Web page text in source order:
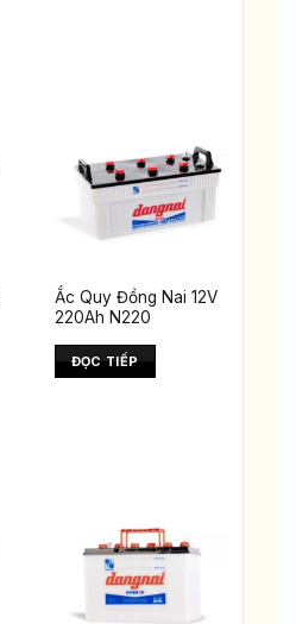
Ắc Quy Đồng Nai 12V
220Ah N220
ĐỌC TIẾP